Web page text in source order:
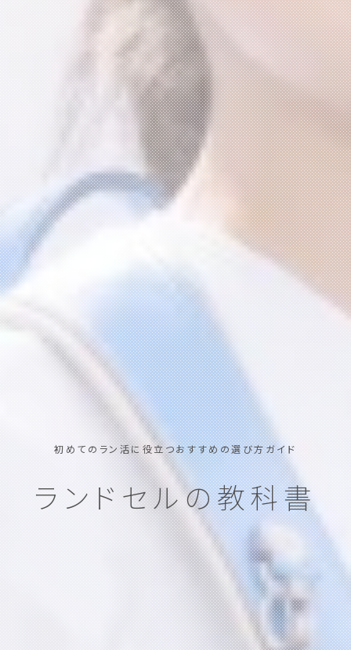
初めてのラン活に役立つおすすめの選び方ガイド
ランドセルの教科書